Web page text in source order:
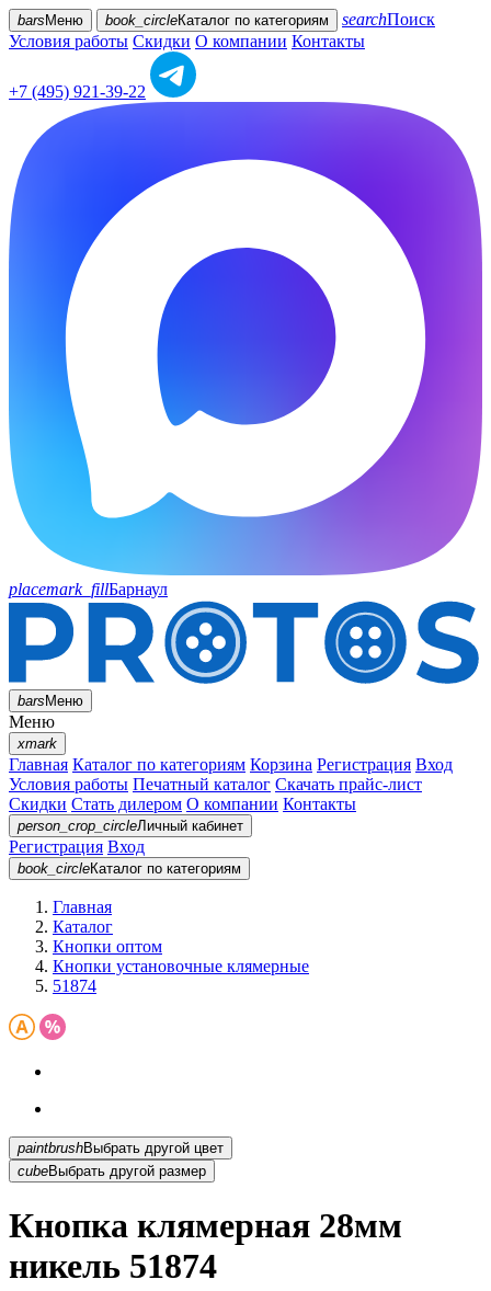
bars Меню book_circleКаталог по категориям searchПоиск
Условия работы Скидки О компании Контакты
+7 (495) 921-39-22
placemark_fillБарнаул
barsМеню
Меню
xmark
Главная Каталог по категориям Корзина Регистрация Вход
Условия работы Печатный каталог Скачать прайс-лист
Скидки Стать дилером О компании Контакты
person_crop_circleЛичный кабинет
Регистрация Вход
book_circleКаталог по категориям
Главная
Каталог
Кнопки оптом
Кнопки установочные клямерные
51874
paintbrush
Выбрать другой цвет
cubeВыбрать другой размер
Кнопка клямерная 28мм
никель 51874